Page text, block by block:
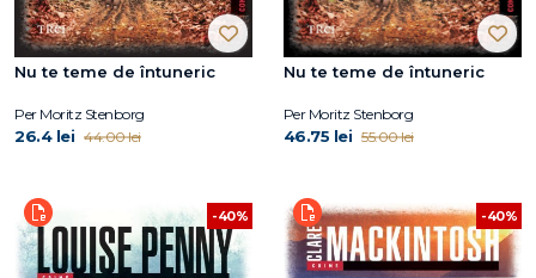
Nu te teme de întuneric
Per Moritz Stenborg
26.4 lei 44.00 lei
Nu te teme de întuneric
Per Moritz Stenborg
46.75 lei 55.00 lei
-40% -40%